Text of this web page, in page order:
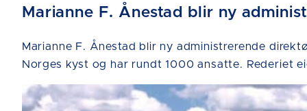
Marianne F. Ånestad blir ny
Marianne F. Ånestad blir ny administrerende
Norges kyst og har rundt 1000 ansatte. Rederiet